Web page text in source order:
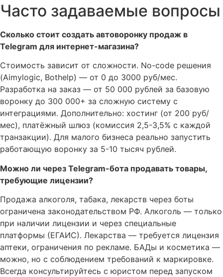
Часто задаваемые вопросы
Сколько стоит создать автоворонку продаж в
Telegram для интернет-магазина?
Стоимость зависит от сложности. No-code решения
(Aimylogic, Bothelp) — от 0 до 3000 руб/мес.
Разработка на заказ — от 50 000 рублей за базовую
воронку до 300 000+ за сложную систему с
интеграциями. Дополнительно: хостинг (от 200 руб/
мес), платёжный шлюз (комиссия 2,5-3,5% с каждой
транзакции). Для малого бизнеса реально запустить
работающую воронку за 5-10 тысяч рублей.
Можно ли через Telegram-бота продавать товары,
требующие лицензии?
Продажа алкоголя, табака, лекарств через боты
ограничена законодательством РФ. Алкоголь — только
при наличии лицензии и через специальные
платформы (ЕГАИС). Лекарства — требуется лицензия
аптеки, ограничения по рекламе. БАДы и косметика —
можно, но с соблюдением требований к маркировке.
Всегда консультируйтесь с юристом перед запуском